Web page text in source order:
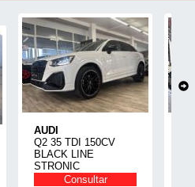
AUDI
Q2 35 TDI 150CV
BLACK LINE
STRONIC
Consultar